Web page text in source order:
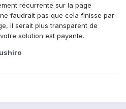
récurrente sur la page
ne faudrait pas que cela finisse par
il serait plus transparent de
solution est payante.